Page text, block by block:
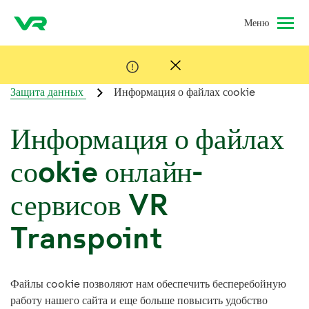
Меню
Ответственность
Защита данных
Информация о файлах соokie
Информация о файлах
соokie онлайн-
сервисов VR
Transpoint
Файлы сookie позволяют нам обеспечить бесперебойную
работу нашего сайта и еще больше повысить удобство